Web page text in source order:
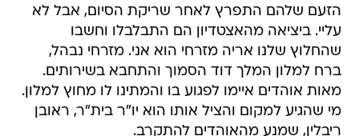
שהחלוץ שלנו אריה מזרחי הוא אני. מזרחי נבהל,
ברח למלון המלך דוד הסמוך והתחבא בשירותים.
מאות אוהדים איימו לפגוע בו והמתינו לו מחוץ למלון.
מי שהגיע למקום והציל אותו הוא יו"ר בית"ר, ראובן
ריבלין, שמנע מהאוהדים להתקרב.